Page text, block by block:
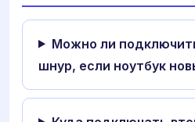
Можно ли
шнур, если ноутбук